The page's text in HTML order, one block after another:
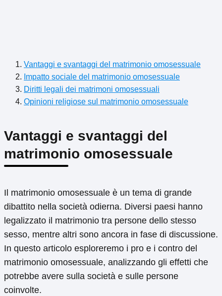
Vantaggi e svantaggi del matrimonio omosessuale
Impatto sociale del matrimonio omosessuale
Diritti legali dei matrimoni omosessuali
Opinioni religiose sul matrimonio omosessuale
Vantaggi e svantaggi del
matrimonio omosessuale
Il matrimonio omosessuale è un tema di grande
dibattito nella società odierna. Diversi paesi hanno
legalizzato il matrimonio tra persone dello stesso
sesso, mentre altri sono ancora in fase di discussione.
In questo articolo esploreremo i pro e i contro del
matrimonio omosessuale, analizzando gli effetti che
potrebbe avere sulla società e sulle persone
coinvolte.